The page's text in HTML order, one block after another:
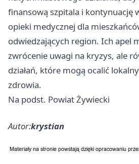
finansową szpitala i kontynuację
opieki medycznej dla
odwiedzających region. Ich apel
zwrócenie uwagi na kryzys, ale
działań, które mogą ocalić
zdrowia.
Na podst. Powiat Żywiecki
Autor:krystian